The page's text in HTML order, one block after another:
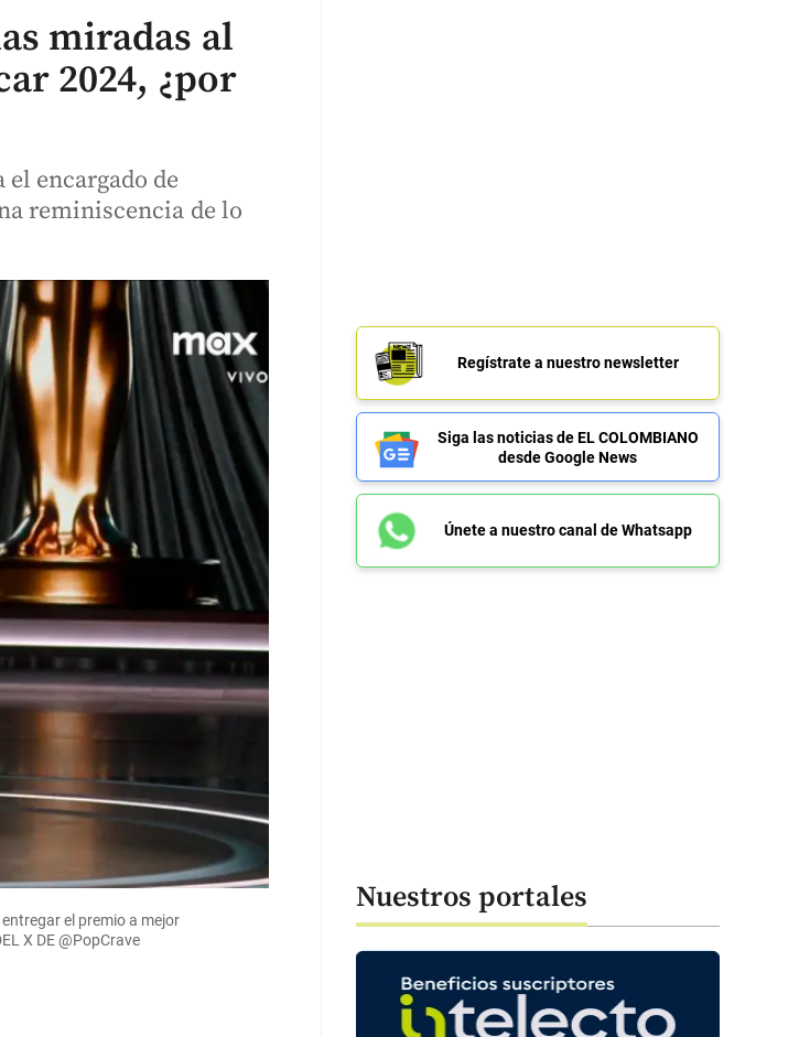
miradas al
2024, ¿por
encargado de
reminiscencia de lo
el premio a mejor
X DE @PopCrave
Regístrate a nuestro newsletter
Siga las noticias de EL COLOMBIANO
desde Google News
Únete a nuestro canal de Whatsapp
Nuestros portales